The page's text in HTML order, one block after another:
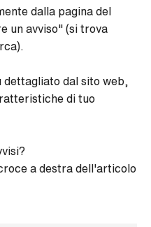
dalla pagina del
un avviso" (si trova
dal sito web,
di tuo
a destra dell'articolo